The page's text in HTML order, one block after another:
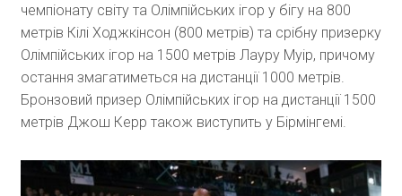
чемпіонату світу та Олімпійських ігор у бігу на 800
метрів Кілі Ходжкінсон (800 метрів) та срібну призерку
Олімпійських ігор на 1500 метрів Лауру Муір, причому
остання змагатиметься на дистанції 1000 метрів.
Бронзовий призер Олімпійських ігор на дистанції 1500
метрів Джош Керр також виступить у Бірмінгемі.